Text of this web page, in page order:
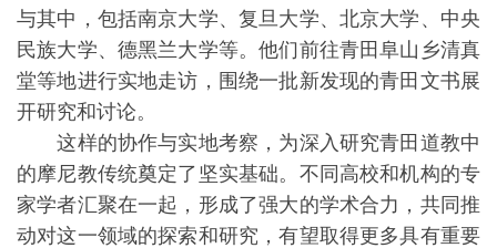
与其中，包括南京大学、复旦大学、北京大学、中央
民族大学、德黑兰大学等。他们前往青田阜山乡清真
堂等地进行实地走访，围绕一批新发现的青田文书展
开研究和讨论。
这样的协作与实地考察，为深入研究青田道教中
的摩尼教传统奠定了坚实基础。不同高校和机构的专
家学者汇聚在一起，形成了强大的学术合力，共同推
动对这一领域的探索和研究，有望取得更多具有重要